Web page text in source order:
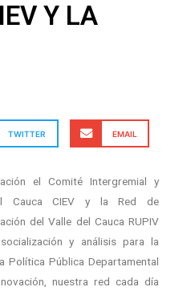
Y LA
TWITTER EMAIL
el Comité Intergremial y
Cauca CIEV y la Red de
del Valle del Cauca RUPIV
y análisis para la
Política Pública Departamental
nuestra red cada día